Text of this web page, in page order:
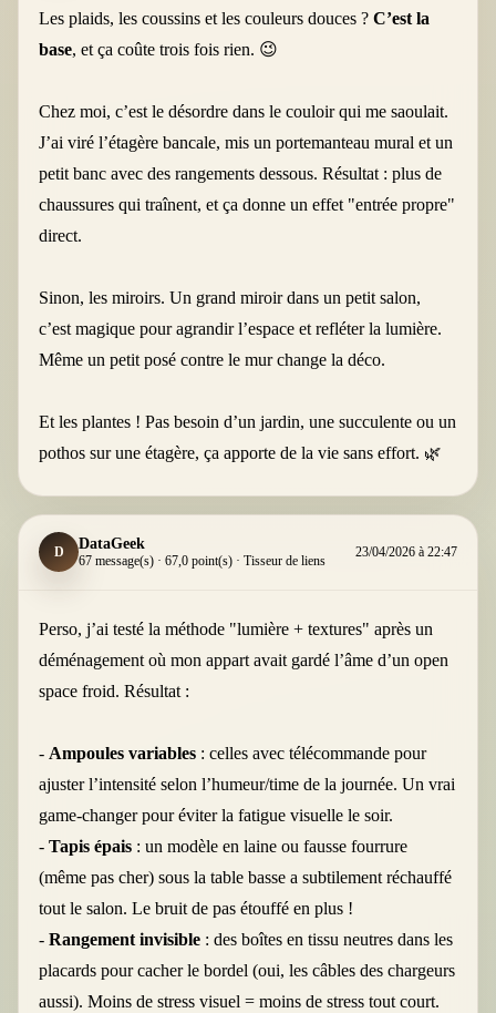
Les plaids, les coussins et les couleurs douces ?C’est la
base, et ça coûte trois fois rien. 😉
Chez moi, c’est le désordre dans le couloir qui me saoulait.
J’ai viré l’étagère bancale, mis un portemanteau mural et un
petit banc avec des rangements dessous. Résultat : plus de
chaussures qui traînent, et ça donne un effet "entrée propre"
direct.
Sinon, les miroirs. Un grand miroir dans un petit salon,
c’est magique pour agrandir l’espace et refléter la lumière.
Même un petit posé contre le mur change la déco.
Et les plantes ! Pas besoin d’un jardin, une succulente ou un
pothos sur une étagère, ça apporte de la vie sans effort. 🌿
D DataGeek
67 message(s) · 67,0 point(s) · Tisseur de liens
23/04/2026 à 22:47
Perso, j’ai testé la méthode "lumière + textures" après un
déménagement où mon appart avait gardé l’âme d’un open
space froid. Résultat :
- Ampoules variables : celles avec télécommande pour
ajuster l’intensité selon l’humeur/time de la journée. Un vrai
game-changer pour éviter la fatigue visuelle le soir.
-Tapis épais : un modèle en laine ou fausse fourrure
(même pas cher) sous la table basse a subtilement réchauffé
tout le salon. Le bruit de pas étouffé en plus !
-Rangement invisible : des boîtes en tissu neutres dans les
placards pour cacher le bordel (oui, les câbles des chargeurs
aussi). Moins de stress visuel = moins de stress tout court.